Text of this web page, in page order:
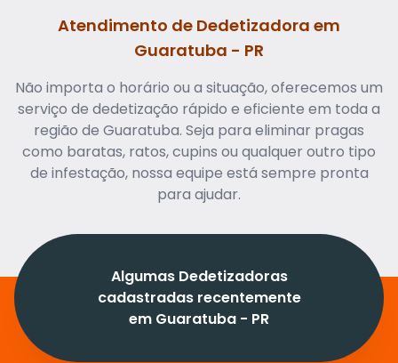
Atendimento de Dedetizadora em
Guaratuba - PR
Não importa o horário ou a situação, oferecemos um
serviço de dedetização rápido e eficiente em toda a
região de Guaratuba. Seja para eliminar pragas
como baratas, ratos, cupins ou qualquer outro tipo
de infestação, nossa equipe está sempre pronta
para ajudar.
Algumas Dedetizadoras
cadastradas recentemente
em Guaratuba - PR